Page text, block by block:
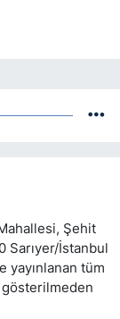
Şehit
Sarıyer/İstanbul
yayınlanan tüm
gösterilmeden